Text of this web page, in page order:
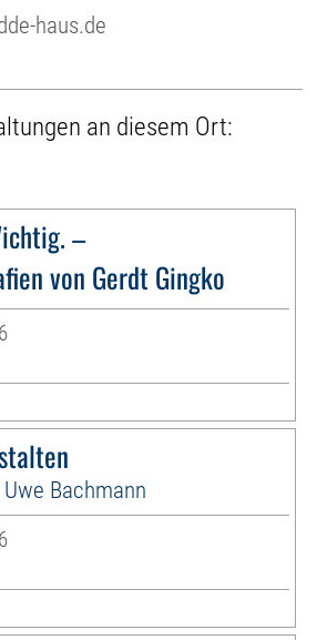
haus.de
an diesem Ort:
–
von Gerdt Gingko
Bachmann